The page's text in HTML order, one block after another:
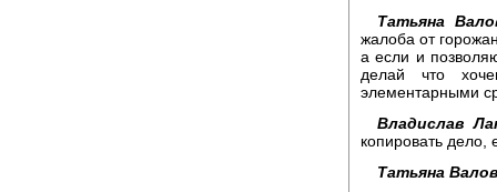
Татьяна
жалоба от
а если и
делай что
элементарными
Владислав
копировать дело,
Татьяна